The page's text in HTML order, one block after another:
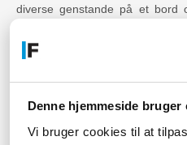
Denne hjemmeside bruger
Vi bruger cookies til at
diverse genstande på et
dokumentkamera er derfor
læring som en gruppe, da det
man ofte har fysiske
arbejde sammen om. Så